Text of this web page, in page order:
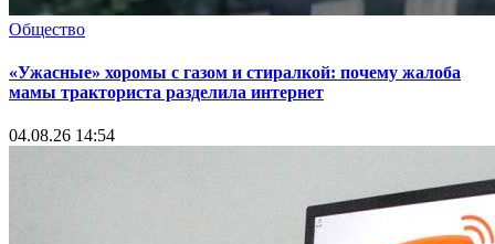
Общество
«Ужасные» хоромы с газом и стиралкой: почему жалоба
мамы тракториста разделила интернет
04.08.26 14:54